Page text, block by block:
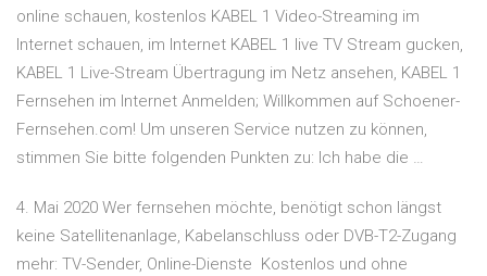
online schauen, kostenlos KABEL 1 Video-Streaming im
Internet schauen, im Internet KABEL 1 live TV Stream gucken,
KABEL 1 Live-Stream Übertragung im Netz ansehen, KABEL 1
Fernsehen im Internet Anmelden; Willkommen auf Schoener-
Fernsehen.com! Um unseren Service nutzen zu können,
stimmen Sie bitte folgenden Punkten zu: Ich habe die …
4. Mai 2020 Wer fernsehen möchte, benötigt schon längst
keine Satellitenanlage, Kabelanschluss oder DVB-T2-Zugang
mehr: TV-Sender, Online-Dienste Kostenlos und ohne